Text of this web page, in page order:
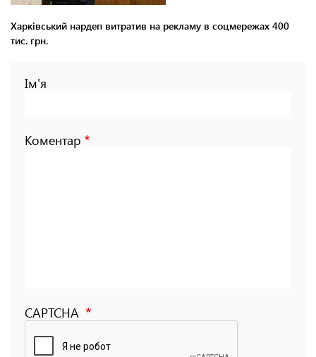
Харківський нардеп витратив на рекламу в соцмережах 400
тис. грн.
Ім'я
Коментар
CAPTCHA